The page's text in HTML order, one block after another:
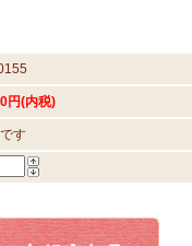
円(内税)
す